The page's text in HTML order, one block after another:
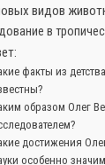
видов
в
факты из
образом Олег
достижения
особенно